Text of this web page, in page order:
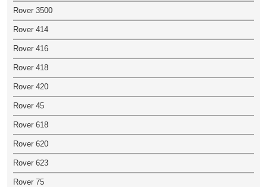
Rover 3500
Rover 414
Rover 416
Rover 418
Rover 420
Rover 45
Rover 618
Rover 620
Rover 623
Rover 75